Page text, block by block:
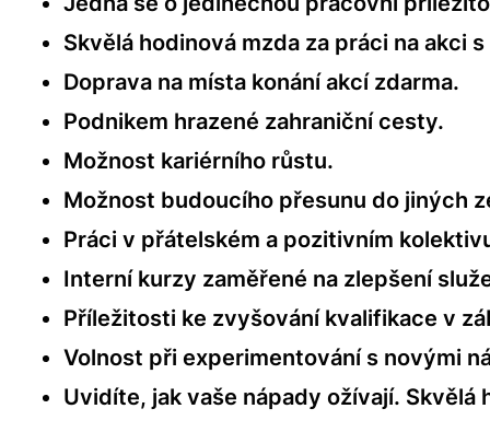
Skvělá hodinová mzda za práci na akci
Doprava na místa konání akcí zdarma.
Podnikem hrazené zahraniční cesty.
Možnost kariérního růstu.
Možnost budoucího přesunu do jiných
Práci v přátelském a pozitivním
Interní kurzy zaměřené na zlepšení
Příležitosti ke zvyšování kvalifikace v
Volnost při experimentování s novými
Uvidíte, jak vaše nápady ožívají. Skvělá